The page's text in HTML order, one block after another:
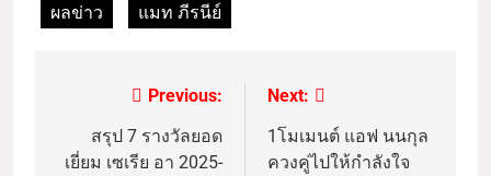
ผลข่าว
แมท ภีรนีย์
Previous:
สรุป 7 รางวัลยอด
เยี่ยม เซเรีย อา 2025-
Next:
1โมเมนต์ แอฟ นนกุล
ควงคู่ไปให้กำลังใจ